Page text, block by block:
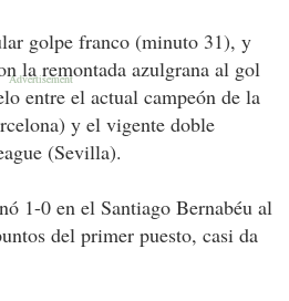
golpe franco (minuto 31), y
la remontada azulgrana al gol
entre el actual campeón de la
y el vigente doble
(Sevilla).
1-0 en el Santiago Bernabéu al
del primer puesto, casi da